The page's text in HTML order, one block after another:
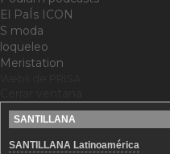
El PaÍs ICON
S moda
loqueleo
Meristation